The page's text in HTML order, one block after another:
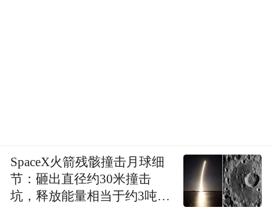
SpaceX火箭残骸撞击月球细
节：砸出直径约30米撞击
坑，释放能量相当于约3吨